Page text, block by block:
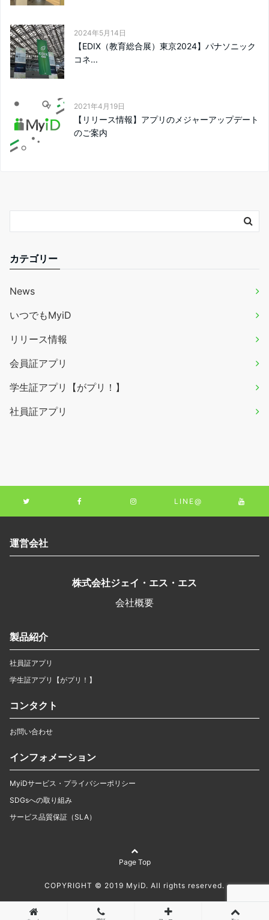
2024年5月14日
【EDIX（教育総合展）東京2024】パナソニック
コネ...
2021年4月19日
【リリース情報】アプリのメジャーアップデート
のご案内
カテゴリー
News
いつでもMyiD
リリース情報
会員証アプリ
学生証アプリ【がプリ！】
社員証アプリ
LINE@
運営会社
株式会社ジェイ・エス・エス
会社概要
製品紹介
社員証アプリ
学生証アプリ【がプリ！】
コンタクト
お問い合わせ
インフォメーション
MyiDサービス・プライバシーポリシー
SDGsへの取り組み
サービス品質保証（SLA）
Page Top
COPYRIGHT © 2019 MyiD. All rights reserved.